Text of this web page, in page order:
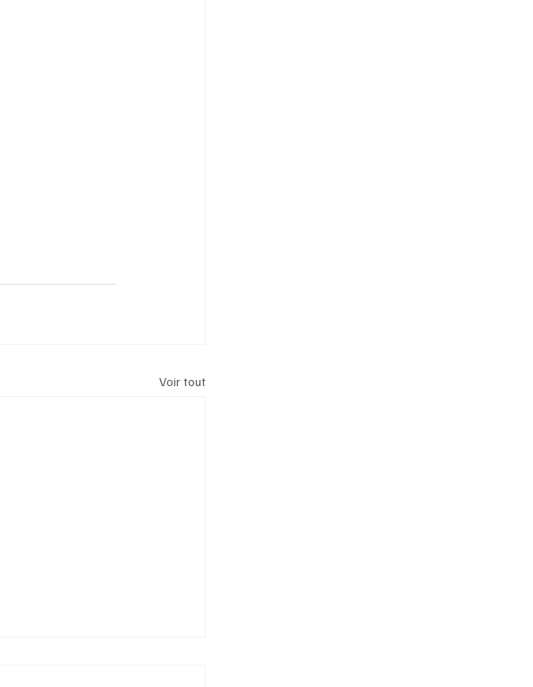
Voir tout